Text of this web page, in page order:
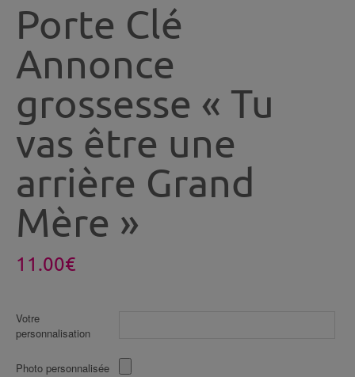
Porte Clé
Annonce
grossesse « Tu
vas être une
arrière Grand
Mère »
11.00€
Votre
personnalisation
Photo personnalisée